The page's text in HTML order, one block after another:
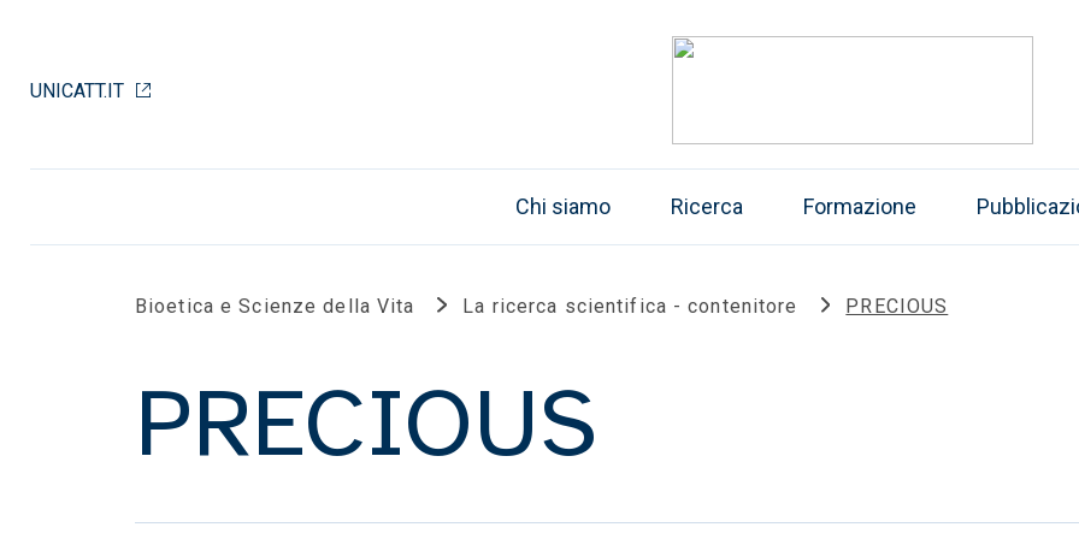
UNICATT.IT
Chi siamo Ricerca Formazione
Bioetica e Scienze della Vita La ricerca scientifica - contenitore PRECIOUS
PRECIOUS